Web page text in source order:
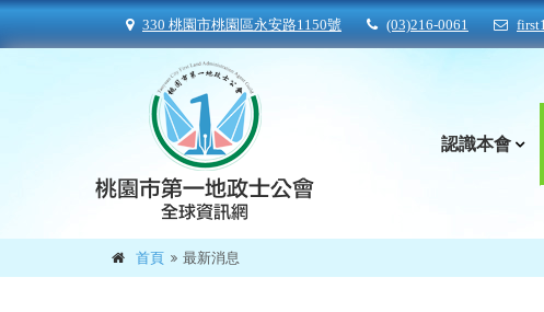
330 桃園市桃園區永安路1150號 (03)216-0061
認識本會
首頁 最新消息